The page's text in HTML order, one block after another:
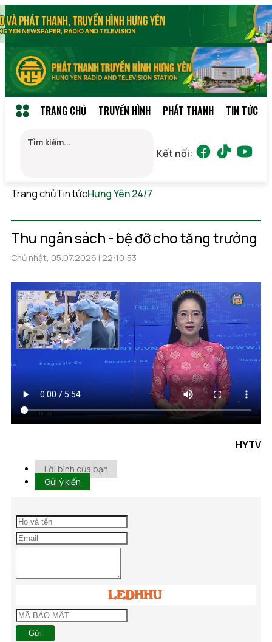
TRANG CHỦ TRUYỀN HÌNH PHÁT THANH TIN TỨC
Kết nối:
Trang chủTin tứcHưng Yên 24/7
Thu ngân sách - bệ đỡ cho tăng trưởng
Chủ nhật, 05.07.2026 | 22:10:53
HYTV
Lời bình của bạn
Gửi ý kiến
Gửi